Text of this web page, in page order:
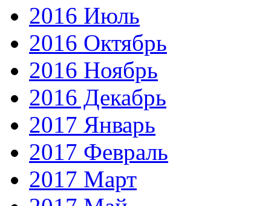
2016 Июль
2016 Октябрь
2016 Ноябрь
2016 Декабрь
2017 Январь
2017 Февраль
2017 Март